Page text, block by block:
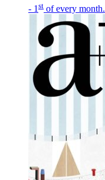
- 1 st of every month.